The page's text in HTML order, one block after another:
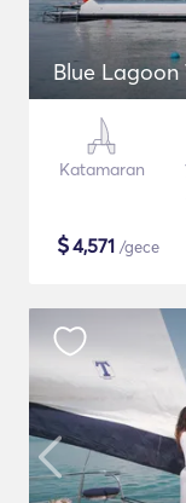
Blue Lagoon
Katamaran
$4,571 /gece